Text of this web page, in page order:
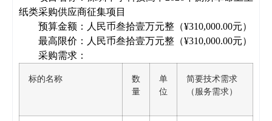
纸类采购供应商征集项目
预算金额： 人民币叁拾壹万元整（¥310,000.00元）
最高限价： 人民币叁拾壹万元整（¥310,000.00元）
采购需求：
标的名称
数
量
单
位
简要技术需求
（服务需求）